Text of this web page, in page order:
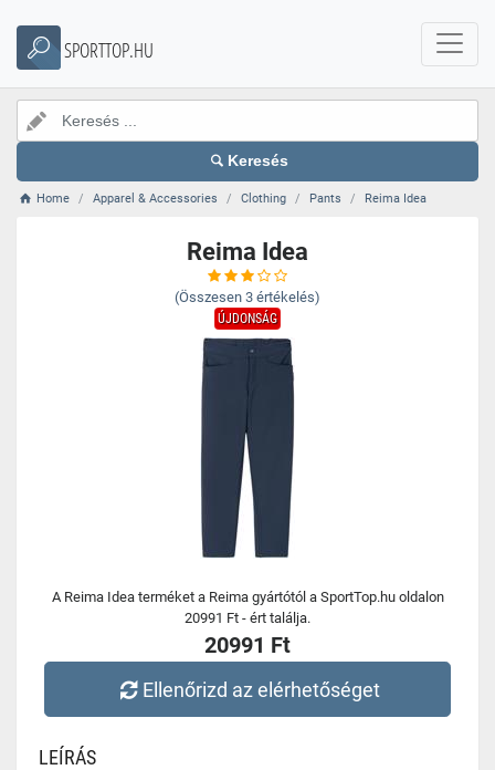
SPORTTOP.HU
Keresés
Home Apparel & Accessories Clothing Pants Reima Idea
Reima Idea
(Összesen 3 értékelés)
ÚJDONSÁG
A Reima Idea terméket a Reima gyártótól a SportTop.hu oldalon
20991 Ft - ért találja.
20991 Ft
Ellenőrizd az elérhetőséget
LEÍRÁS